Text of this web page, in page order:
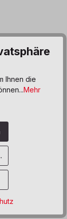
und
Ihnen die
Mehr